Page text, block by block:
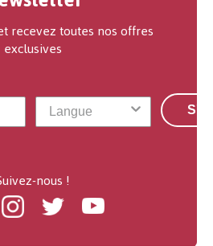
recevez toutes nos offres
exclusives
nous !
InstagramTwitter Youtube